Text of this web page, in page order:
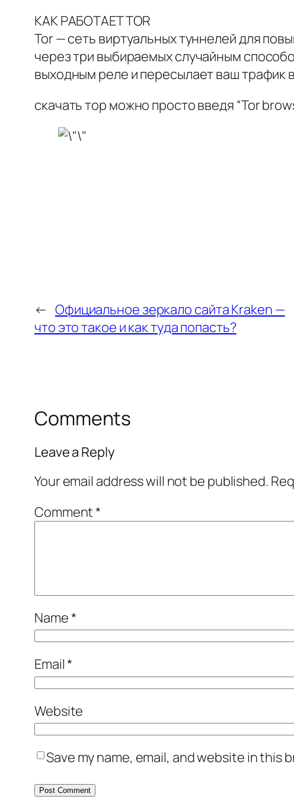
КАК РАБОТАЕТ TOR
Tor — сеть виртуальных туннелей для
через три выбираемых случайным
выходным реле и пересылает ваш трафик
скачать тор можно просто введя “Tor
← Официальное зеркало сайта Kraken —
что это такое и как туда попасть?
Comments
Leave a Reply
Your email address will not be published.
Comment*
Name*
Email*
Website
Save my name, email, and website in this